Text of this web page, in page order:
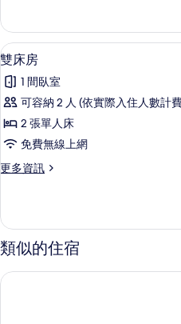
煙
房,
不
可
攜
帶
寵
物
有
相
片
雙
床
房,
吸
煙
不
可
帶
詳
情
顯
示
雙
床
房
所
相
片
1
雙床房
1 間臥室
可容納 2 人 (依實際入住人數計
2 張單人床
免費無線上網
更多資訊
更
房
的
詳
類似的住宿
M's Stay Okinawa